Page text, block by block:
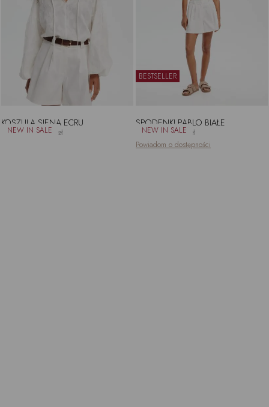
KOSZULA SIENA ECRU
361.25zł 425.00zł
BESTSELLER
SPODENKI PABLO BIAŁE
404.10zł
449.00zł
Powiadom o dostępności